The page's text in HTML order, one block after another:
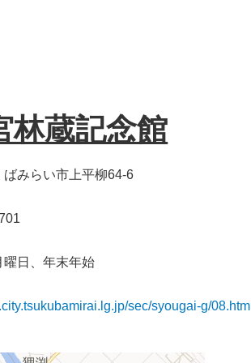
林蔵記念館
ばみらい市上平柳64-6
曜日、年末年始
sec/syougai-g/08.htm